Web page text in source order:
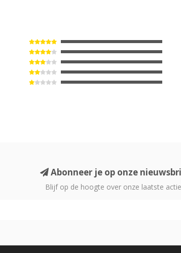
Abonneer je op onze
Blijf op de hoogte over onze laatste